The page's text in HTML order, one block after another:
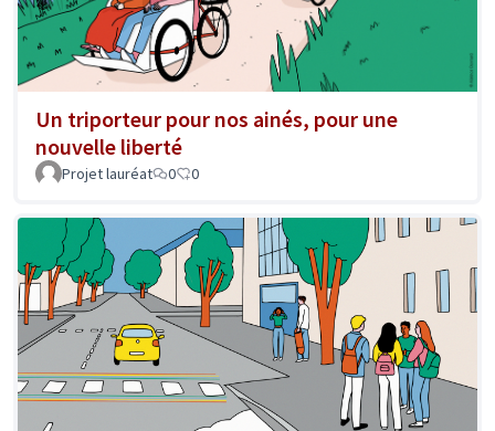
Un triporteur pour nos ainés, pour une
nouvelle liberté
Projet lauréat 0 0